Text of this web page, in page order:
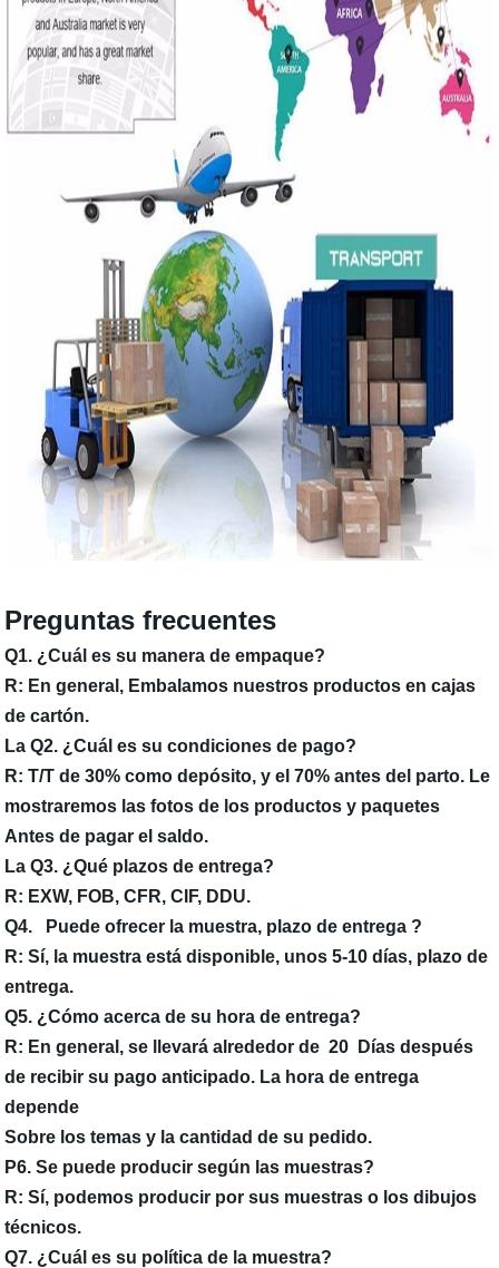
Preguntas frecuentes
Q1. ¿Cuál es su manera de empaque?
R: En general, Embalamos nuestros productos en cajas
de cartón.
La Q2. ¿Cuál es su condiciones de pago?
R: T/T de 30% como depósito, y el 70% antes del parto. Le
mostraremos las fotos de los productos y paquetes
Antes de pagar el saldo.
La Q3. ¿Qué plazos de entrega?
R: EXW, FOB, CFR, CIF, DDU.
Q4.
Puede ofrecer la muestra, plazo de entrega ?
R: Sí, la muestra está disponible, unos 5-10 días, plazo de
entrega.
Q5. ¿Cómo acerca de su hora de entrega?
R: En general, se llevará alrededor de 20 Días después
de recibir su pago anticipado. La hora de entrega
depende
Sobre los temas y la cantidad de su pedido.
P6. Se puede producir según las muestras?
R: Sí, podemos producir por sus muestras o los dibujos
técnicos.
Q7. ¿Cuál es su política de la muestra?